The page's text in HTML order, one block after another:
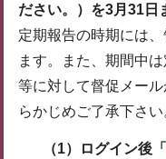
ださい。）を3月31日
定期報告の時期には
ます。また、期間中
等に対して督促メー
らかじめご了承下さい
（1）ログイン後